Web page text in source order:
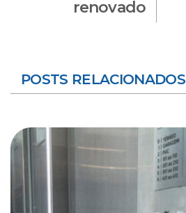
renovado
POSTS RELACIONADOS